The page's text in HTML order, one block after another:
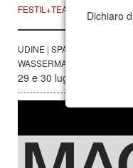
FESTIL+TEATRO CONTATTO
UDINE | SPAZIO DEL
WASSERMANN, VIA
29 e 30 luglio 2024 ore
Dichiaro